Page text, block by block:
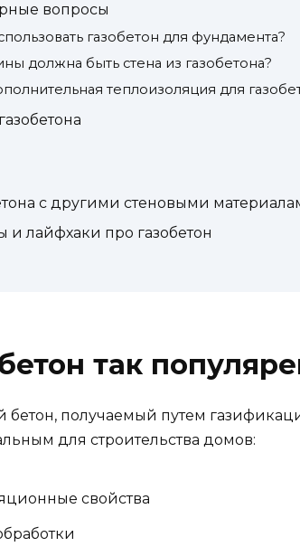
вопросы
газобетон для фундамента?
должна быть стена из газобетона?
теплоизоляция для
с другими стеновыми
и лайфхаки про газобетон
так
бетон, получаемый путем
для строительства домов:
свойства